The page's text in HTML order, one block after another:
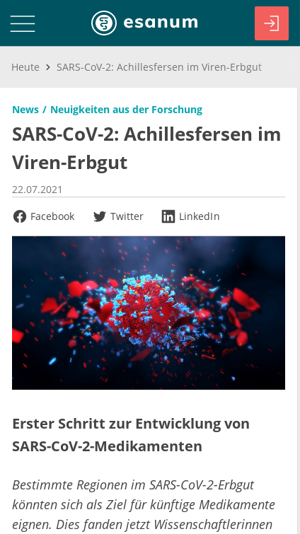
Heute SARS-CoV-2: Achillesfersen im Viren-Erbgut
News Neuigkeiten aus der Forschung
SARS-CoV-2: Achillesfersen im
Viren-Erbgut
22.07.2021
Facebook
Twitter LinkedIn
Erster Schritt zur Entwicklung von
SARS-CoV-2-Medikamenten
Bestimmte Regionen im SARS-CoV-2-Erbgut
könnten sich als Ziel für künftige Medikamente
eignen. Dies fanden jetzt Wissenschaftlerinnen